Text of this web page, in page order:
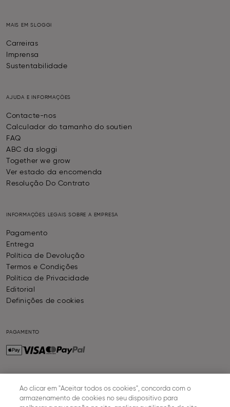
MAIS EM SLOGGI
Carreiras
Imprensa
Sustentabilidade
AJUDA E INFORMAÇÕES
Contacte-nos
Calculador do tamanho do soutien
FAQ
ABC da sloggi
Together we grow
Ver estado da encomenda
Resolução Do Contrato
INFORMAÇÕES LEGAIS SOBRE A EMPRESA
Pagamento
Entrega
Política de Devolução
Termos e Condições
Política de Privacidade
Editorial
Definições de cookies
PAGAMENTO
ENTREGA
Ao clicar em "Aceitar todos os cookies", concorda com o
armazenamento de cookies no seu dispositivo para